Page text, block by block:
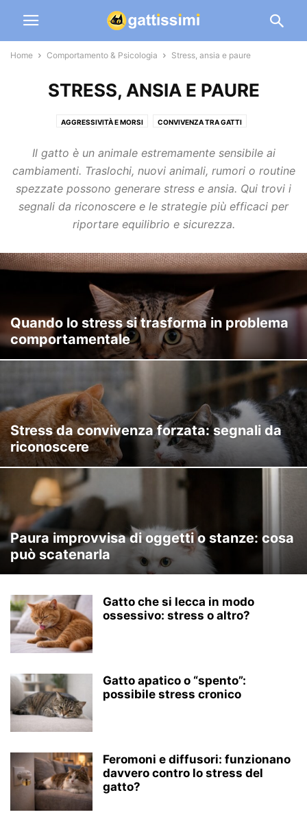
Home Comportamento & Psicologia Stress, ansia e paure
STRESS, ANSIA E PAURE
AGGRESSIVITÀ E MORSI CONVIVENZA TRA GATTI
LINGUAGGIO E SEGNALI DEL GATTO MIAGOLIO E VOCALIZZAZIONI
STRESS, ANSIA E PAURE
Il gatto è un animale estremamente sensibile ai
cambiamenti. Traslochi, nuovi animali, rumori o routine
spezzate possono generare stress e ansia. Qui trovi i
segnali da riconoscere e le strategie più efficaci per
riportare equilibrio e sicurezza.
Quando lo stress si trasforma in problema
comportamentale
Stress da convivenza forzata: segnali da
riconoscere
Paura improvvisa di oggetti o stanze: cosa
può scatenarla
Gatto che si lecca in modo
ossessivo: stress o altro?
Gatto apatico o “spento”:
possibile stress cronico
Feromoni e diffusori: funzionano
davvero contro lo stress del
gatto?